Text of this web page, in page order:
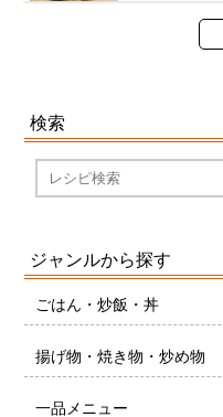
検索
ジャンルから探す
ごはん・炒飯・丼
揚げ物・焼き物・炒め物
一品メニュー